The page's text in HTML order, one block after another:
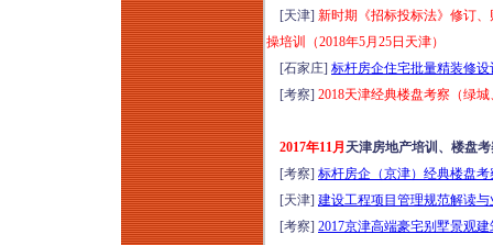
2026小体量商业运营
提效与营收增量实战
特训班（8月15-16日
成都）
优秀物业管理项目经
理训练营（2026年8
月15-16日成都）
2026年工程挂靠、建
筑劳务税务稽查高频
[天津] 新时期《招标投标法》修订
操培训（2018年5月25日天津）
[石家庄] 标杆房企住宅批量精装修
[考察] 2018天津经典楼盘考察（绿
2017年11月 天津房地产培训、楼盘
[考察] 标杆房企（京津）经典楼盘
[天津] 建设工程项目管理规范解读
[考察] 2017京津高端豪宅别墅景观